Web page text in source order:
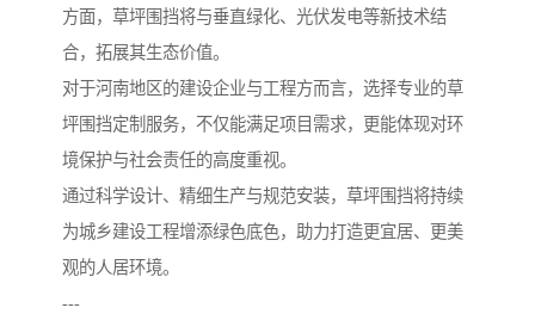
方面，草坪围挡将与垂直绿化、光伏发电等新技术结
合，拓展其生态价值。
对于河南地区的建设企业与工程方而言，选择专业的草
坪围挡定制服务，不仅能满足项目需求，更能体现对环
境保护与社会责任的高度重视。
通过科学设计、精细生产与规范安装，草坪围挡将持续
为城乡建设工程增添绿色底色，助力打造更宜居、更美
观的人居环境。
---